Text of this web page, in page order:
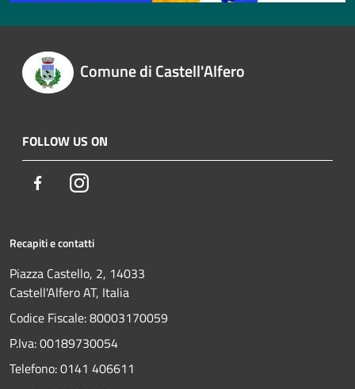
Comune di Castell'Alfero
FOLLOW US ON
FacebookInstagram
Recapiti e contatti
Piazza Castello, 2, 14033
Castell'Alfero AT, Italia
Codice Fiscale: 80003170059
P.Iva: 00189730054
Telefono:0141 406611